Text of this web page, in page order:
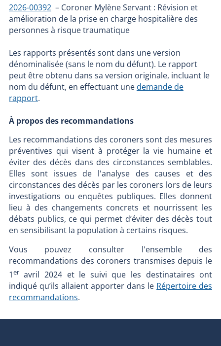
2026-00392– Coroner Mylène Servant : Révision et
amélioration de la prise en charge hospitalière des
personnes à risque traumatique
Les rapports présentés sont dans une version
dénominalisée (sans le nom du défunt). Le rapport
peut être obtenu dans sa version originale, incluant le
nom du défunt, en effectuant unedemande de
rapport.
À propos des recommandations
Les recommandations des coroners sont des mesures
préventives qui visent à protéger la vie humaine et
éviter des décès dans des circonstances semblables.
Elles sont issues de l'analyse des causes et des
circonstances des décès par les coroners lors de leurs
investigations ou enquêtes publiques. Elles donnent
lieu à des changements concrets et nourrissent les
débats publics, ce qui permet d’éviter des décès tout
en sensibilisant la population à certains risques.
Vous pouvez consulter l'ensemble des
recommandations des coroners transmises depuis le
1eravril 2024 et le suivi que les destinataires ont
indiqué qu’ils allaient apporter dans le Répertoire des
recommandations.